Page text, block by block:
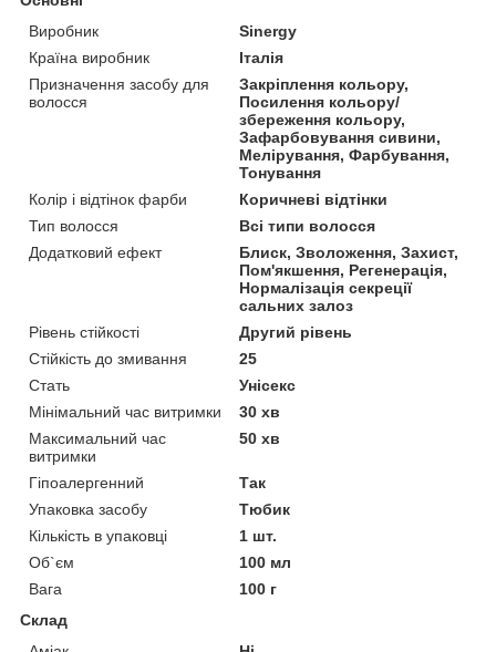
Виробник
Sinergy
Країна виробник
Італія
Призначення засобу для
волосся
Закріплення кольору,
Посилення кольору/
збереження кольору,
Зафарбовування сивини,
Мелірування, Фарбування,
Тонування
Колір і відтінок фарби
Коричневі відтінки
Тип волосся
Всі типи волосся
Додатковий ефект
Блиск, Зволоження, Захист,
Пом'якшення, Регенерація,
Нормалізація секреції
сальних залоз
Рівень стійкості
Другий рівень
Стійкість до змивання
25
Стать
Унісекс
Мінімальний час витримки
30 хв
Максимальний час
витримки
50 хв
Гіпоалергенний
Так
Упаковка засобу
Тюбик
Кількість в упаковці
1 шт.
Об`єм
100 мл
Вага
100 г
Склад